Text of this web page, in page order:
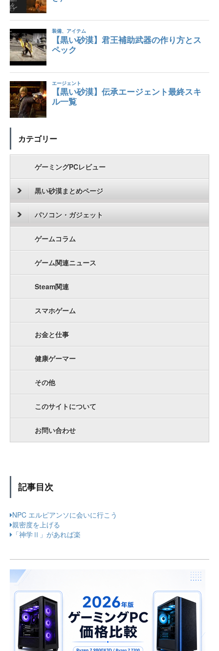
カテゴリー
ゲーミングPCレビュー
黒い砂漠まとめページ
パソコン・ガジェット
ゲームコラム
ゲーム関連ニュース
Steam関連
スマホゲーム
お金と仕事
健康ゲーマー
その他
このサイトについて
お問い合わせ
記事目次
NPC エルピアンソに会いに行こう
親密度を上げる
「神学Ⅱ」があれば楽